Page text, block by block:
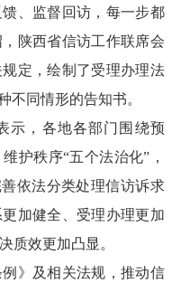
、监督回访，每一步都
陕西省信访工作联席会
定，绘制了受理办理法
不同情形的告知书。
示，各地各部门围绕预
护秩序“五个法治化”，
依法分类处理信访诉求
加健全、受理办理更加
质效更加凸显。
》及相关法规，推动信